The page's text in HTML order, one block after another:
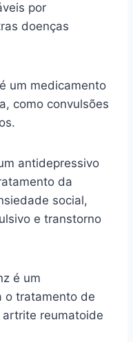
por
doenças
um medicamento
como convulsões
antidepressivo
da
social,
e transtorno
é um
o tratamento de
reumatoide